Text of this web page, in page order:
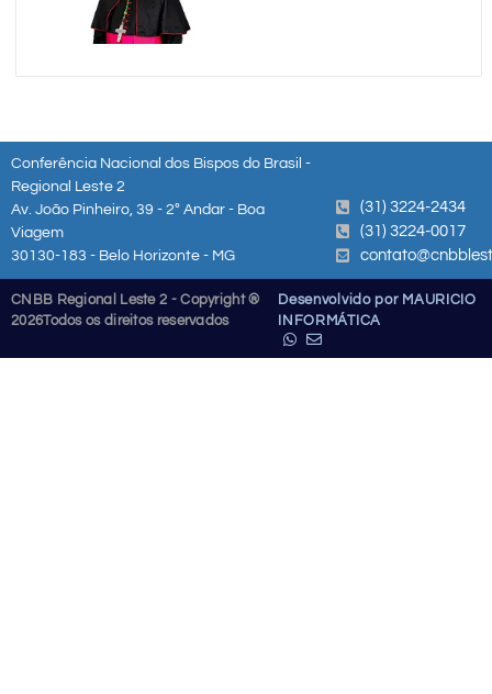
Conferência Nacional dos Bispos do Brasil -
Regional Leste 2
Av. João Pinheiro, 39 - 2º Andar - Boa
Viagem
30130-183 - Belo Horizonte - MG
(31) 3224-2434
(31) 3224-0017
CNBB Regional Leste 2 - Copyright ®
2026Todos os direitos reservados
Desenvolvido por MAURICIO
INFORMÁTICA